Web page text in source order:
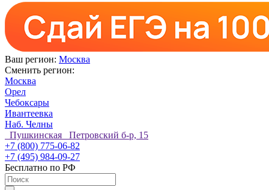
Ваш регион: Москва
Сменить регион:
Москва
Орел
Чебоксары
Ивантеевка
Наб. Челны
Пушкинская Петровский б-р, 15
+7 (800) 775-06-82
+7 (495) 984-09-27
Бесплатно по РФ